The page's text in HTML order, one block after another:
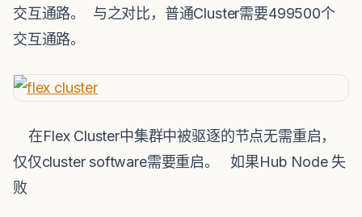
交互通路。 与之对比，普通Cluster需要499500个
交互通路。
在Flex Cluster中集群中被驱逐的节点无需重启，
仅仅cluster software需要重启。 如果Hub Node 失
败